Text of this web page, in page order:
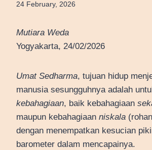
24 February, 2026
Mutiara Weda
Yogyakarta, 24/02/2026
Umat Sedharma, tujuan hidup
manusia sesungguhnya adalah
kebahagiaan, baik kebahagiaan
maupun kebahagiaan niskala
dengan menempatkan kesucian
barometer dalam mencapainya.